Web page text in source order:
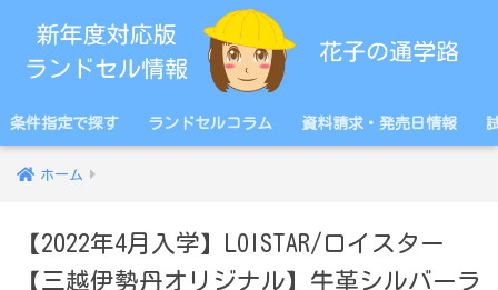
条件指定で探す ランドセルコラム 資料請求・発売日情報
ホーム
【2022年4月入学】LOISTAR/ロイスター
【三越伊勢丹オリジナル】牛革シルバーラ